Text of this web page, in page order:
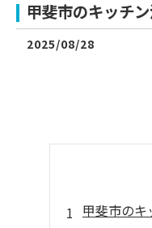
甲斐市のキッチ
2025/08/28
甲斐市の